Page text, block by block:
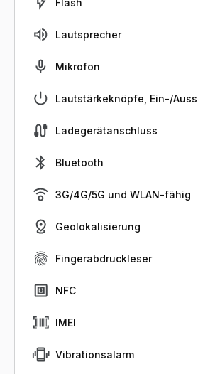
Lautsprecher
Mikrofon
Lautstärkeknöpfe, Ein-/
Ladegerätanschluss
Bluetooth
3G/4G/5G und WLAN-fähig
Geolokalisierung
Fingerabdruckleser
NFC
IMEI
Vibrationsalarm